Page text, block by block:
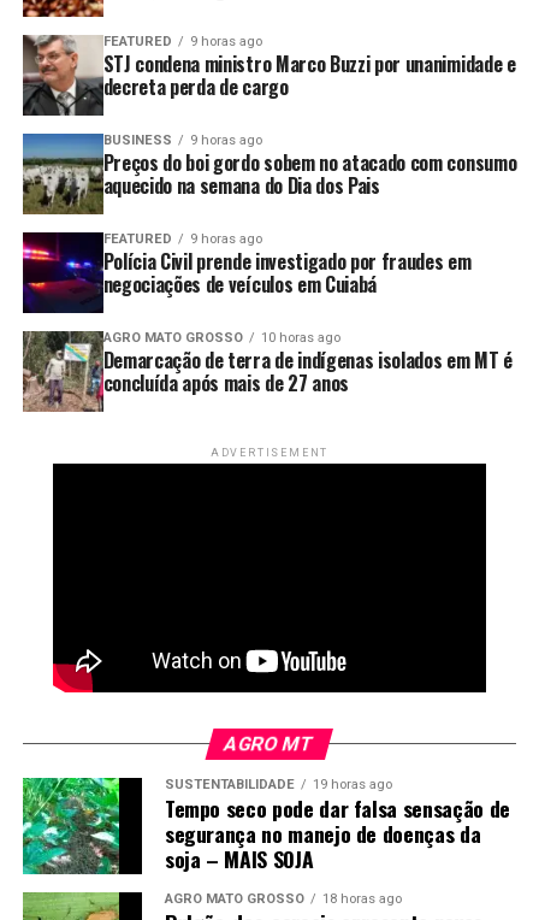
Mirassol D’Oeste
Nossa Senhora do Livramento
Nova Lacerda
Poconé
Pontes e Lacerda
Porto Esperidião
Santo Antônio do Leverger
São José dos Quatro Marcos
Vale de São Domingos
Vila Bela da Santíssima Trindade
pelos meteorologistas como ciclogênese explosiva ou
bombogênese. Ele acontece quando uma área de baixa
pressão atmosférica se fortalece rapidamente em um
curto período.
O termo “bomba” é usado porque a queda da pressão
ocorre de forma acelerada. Para ser classificado dessa
FEATURED 9 horas ago
STJ condena ministro Marco Buzzi por unanimidade e
decreta perda de cargo
BUSINESS 9 horas ago
Preços do boi gordo sobem no atacado com consumo
aquecido na semana do Dia dos Pais
FEATURED 9 horas ago
Polícia Civil prende investigado por fraudes em
negociações de veículos em Cuiabá
AGRO MATO GROSSO 10 horas ago
Demarcação de terra de indígenas isolados em MT é
concluída após mais de 27 anos
ADVERTISEMENT
AGRO MT
SUSTENTABILIDADE 19 horas ago
Tempo seco pode dar falsa sensação de
segurança no manejo de doenças da
soja – MAIS SOJA
AGRO MATO GROSSO 18 horas ago